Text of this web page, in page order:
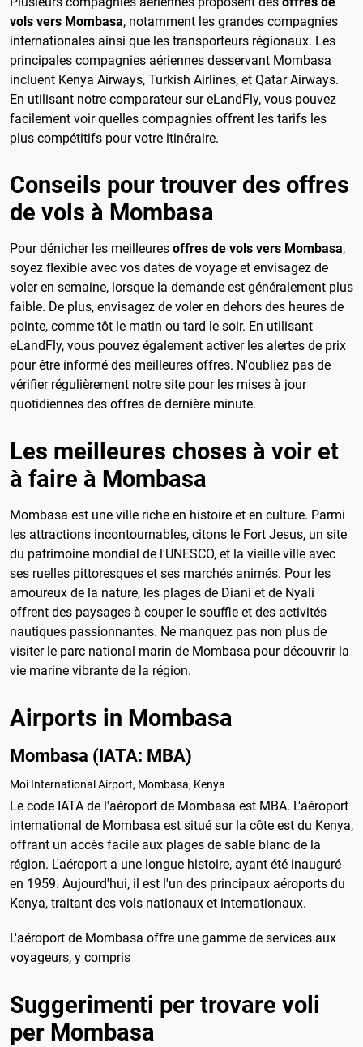
vols vers Mombasa, notamment les grandes compagnies
internationales ainsi que les transporteurs régionaux. Les
principales compagnies aériennes desservant Mombasa
incluent Kenya Airways, Turkish Airlines, et Qatar Airways.
En utilisant notre comparateur sur eLandFly, vous pouvez
facilement voir quelles compagnies offrent les tarifs les
plus compétitifs pour votre itinéraire.
Conseils pour trouver des offres
de vols à Mombasa
Pour dénicher les meilleures offres de vols vers Mombasa,
soyez flexible avec vos dates de voyage et envisagez de
voler en semaine, lorsque la demande est généralement plus
faible. De plus, envisagez de voler en dehors des heures de
pointe, comme tôt le matin ou tard le soir. En utilisant
eLandFly, vous pouvez également activer les alertes de prix
pour être informé des meilleures offres. N'oubliez pas de
vérifier régulièrement notre site pour les mises à jour
quotidiennes des offres de dernière minute.
Les meilleures choses à voir et
à faire à Mombasa
Mombasa est une ville riche en histoire et en culture. Parmi
les attractions incontournables, citons le Fort Jesus, un site
du patrimoine mondial de l'UNESCO, et la vieille ville avec
ses ruelles pittoresques et ses marchés animés. Pour les
amoureux de la nature, les plages de Diani et de Nyali
offrent des paysages à couper le souffle et des activités
nautiques passionnantes. Ne manquez pas non plus de
visiter le parc national marin de Mombasa pour découvrir la
vie marine vibrante de la région.
Airports in Mombasa
Mombasa (IATA: MBA)
Moi International Airport, Mombasa, Kenya
Le code IATA de l'aéroport de Mombasa est MBA. L'aéroport
international de Mombasa est situé sur la côte est du Kenya,
offrant un accès facile aux plages de sable blanc de la
région. L'aéroport a une longue histoire, ayant été inauguré
en 1959. Aujourd'hui, il est l'un des principaux aéroports du
Kenya, traitant des vols nationaux et internationaux.
L'aéroport de Mombasa offre une gamme de services aux
voyageurs, y compris
Suggerimenti per trovare voli
per Mombasa